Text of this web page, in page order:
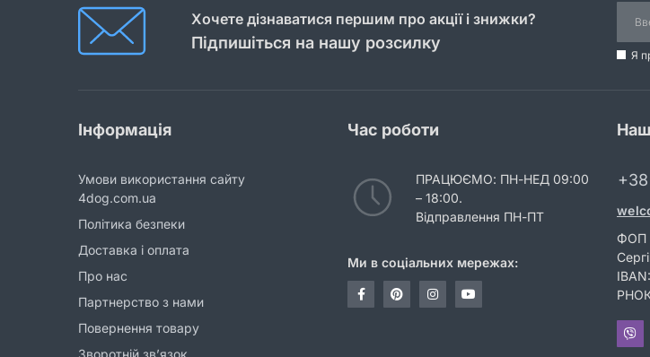
Хочете дізнаватися першим про акції і знижки?
Підпишіться на нашу розсилку
Я
Інформація
Умови використання сайту
4dog.com.ua
Політика безпеки
Доставка і оплата
Про нас
Партнерство з нами
Повернення товару
Зворотній зв’язок
Час роботи
ПРАЦЮЄМО: ПН-НЕД 09:00
– 18:00.
Відправлення ПН-ПТ
Ми в соціальних мережах:
ФОП